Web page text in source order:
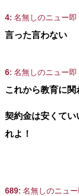
4: 名無しのニュー即
言った言わない
6: 名無しのニュー即
これから教育に
契約金は安くて
れよ！
689: 名無しのニュー